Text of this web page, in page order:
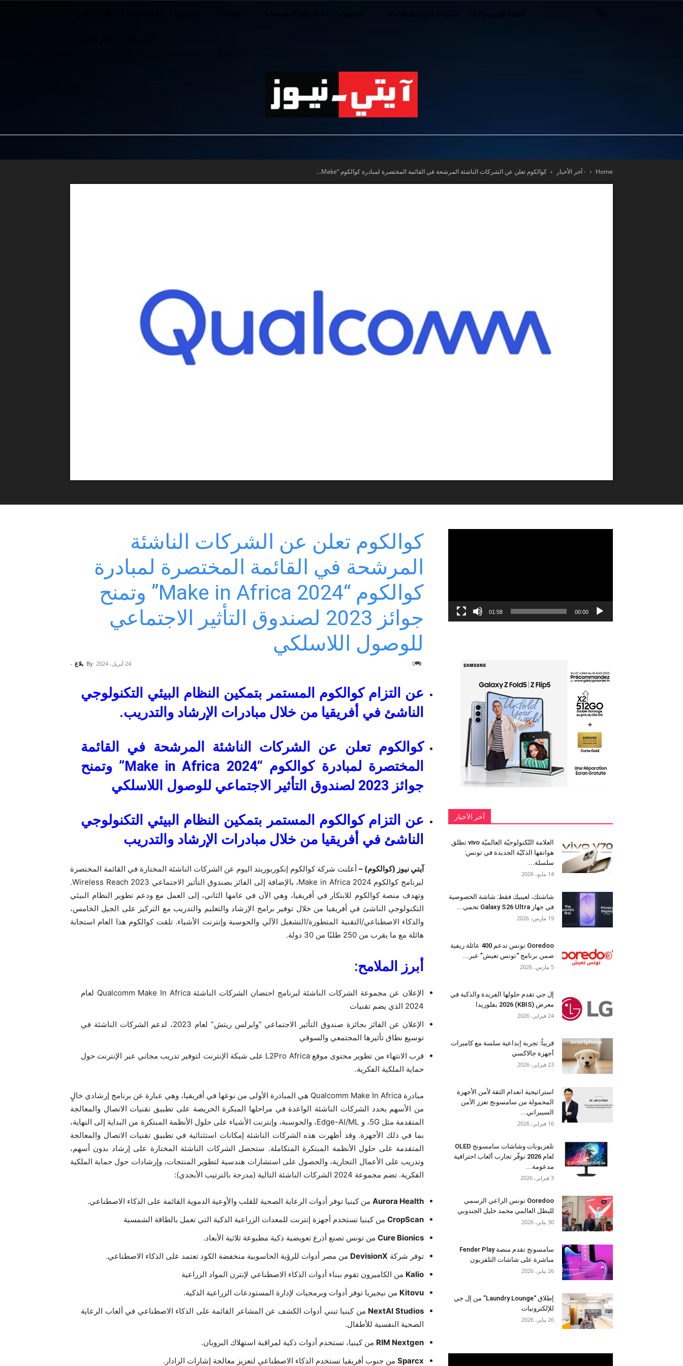
سيارات على خط الحداثة أجهزة كهرومنزلية
(arabic)
Home - آخر الأخبار كوالكوم تعلن عن الشركات الناشئة المرشحة في القائمة المختصرة لمبادرة كوالكوم “Make...
كوالكوم تعلن عن الشركات الناشئة
المرشحة في القائمة المختصرة لمبادرة
كوالكوم “Make in Africa 2024” وتمنح
جوائز 2023 لصندوق التأثير الاجتماعي
للوصول اللاسلكي
By بلاغ - 24 أبريل، 2024 0
عن التزام كوالكوم المستمر بتمكين النظام البيئي التكنولوجي
الناشئ في أفريقيا من خلال مبادرات الإرشاد والتدريب.
كوالكوم تعلن عن الشركات الناشئة المرشحة في القائمة
المختصرة لمبادرة كوالكوم “Make in Africa 2024” وتمنح
جوائز 2023 لصندوق التأثير الاجتماعي للوصول اللاسلكي
عن التزام كوالكوم المستمر بتمكين النظام البيئي التكنولوجي
الناشئ في أفريقيا من خلال مبادرات الإرشاد والتدريب
آيتي نيوز (كوالكوم) – أعلنت شركة كوالكوم إنكوربوريتد اليوم عن الشركات الناشئة المختارة في القائمة المختصرة
لبرنامج كوالكوم Make in Africa 2024، بالإضافة إلى الفائز بصندوق التأثير الاجتماعي Wireless Reach 2023.
وتهدف منصة كوالكوم للابتكار في أفريقيا، وهي الآن في عامها الثاني، إلى العمل مع ودعم تطوير النظام البيئي
التكنولوجي الناشئ في أفريقيا من خلال توفير برامج الإرشاد والتعليم والتدريب مع التركيز على الجيل الخامس،
والذكاء الاصطناعي/التقنية المتطورة/التشغيل الآلي والحوسبة وإنترنت الأشياء. تلقت كوالكوم هذا العام استجابة
هائلة مع ما يقرب من 250 طلبًا من 30 دولة.
أبرز الملامح:
الإعلان عن مجموعة الشركات الناشئة لبرنامج احتضان الشركات الناشئة Qualcomm Make In Africa لعام
2024 الذي يضم تقنيات
الإعلان عن الفائز بجائزة صندوق التأثير الاجتماعي “وايرلس ريتش” لعام 2023، لدعم الشركات الناشئة في
توسيع نطاق تأثيرها المجتمعي والسوقي
قرب الانتهاء من تطوير محتوى موقع L2Pro Africa على شبكة الإنترنت لتوفير تدريب مجاني عبر الإنترنت حول
حماية الملكية الفكرية.
مبادرة Qualcomm Make In Africa هي المبادرة الأولى من نوعها في أفريقيا، وهي عبارة عن برنامج إرشادي خالٍ
من الأسهم يحدد الشركات الناشئة الواعدة في مراحلها المبكرة الحريصة على تطبيق تقنيات الاتصال والمعالجة
المتقدمة مثل 5G، و Edge-AI/ML، والحوسبة، وإنترنت الأشياء على حلول الأنظمة المبتكرة من البداية إلى النهاية،
بما في ذلك الأجهزة. وقد أظهرت هذه الشركات الناشئة إمكانات استثنائية في تطبيق تقنيات الاتصال والمعالجة
المتقدمة على حلول الأنظمة المبتكرة المتكاملة. ستحصل الشركات الناشئة المختارة على إرشاد بدون أسهم،
وتدريب على الأعمال التجارية، والحصول على استشارات هندسية لتطوير المنتجات، وإرشادات حول حماية الملكية
الفكرية. تضم مجموعة 2024 الشركات الناشئة التالية (مدرجة بالترتيب الأبجدي):
Aurora Health من كينيا توفر أدوات الرعاية الصحية للقلب والأوعية الدموية القائمة على الذكاء الاصطناعي.
CropScan من كينيا تستخدم أجهزة إنترنت للمعدات الزراعية الذكية التي تعمل بالطاقة الشمسية
Cure Bionics من تونس تصنع أذرع تعويضية ذكية مطبوعة ثلاثية الأبعاد.
توفر شركة DevisionX من مصر أدوات للرؤية الحاسوبية منخفضة الكود تعتمد على الذكاء الاصطناعي.
Kalio من الكاميرون تقوم ببناء أدوات الذكاء الاصطناعي لإنترن المواد الزراعية
Kitovu من نيجيريا توفر أدوات وبرمجيات لإدارة المستودعات الزراعية الذكية.
NextAI Studios من كينيا تبني أدوات الكشف عن المشاعر القائمة على الذكاء الاصطناعي في ألعاب الرعاية
الصحية النفسية للأطفال.
RIM Nextgen من كينيا، تستخدم أدوات ذكية لمراقبة استهلاك البروبان.
Sparcx من جنوب أفريقيا تستخدم الذكاء الاصطناعي لتعزيز معالجة إشارات الرادار.
00:00
01:58
آخر الأخبار
العلامة التّكنولوجيّة العالميّة vivo تطلق
هواتفها الذكيّة الجديدة في تونس:
سلسلة...
14 مايو، 2026
شاشتك، لعينيك فقط: شاشة الخصوصية
في جهاز Galaxy S26 Ultra تحمي...
19 مارس، 2026
Ooredoo تونس تدعم 400 عائلة ريفية
ضمن برنامج “تونس تعيش” عبر...
5 مارس، 2026
إل جي تقدم حلولها الفريدة والذكية في
معرض (KBIS) 2026 بفلوريدا
24 فبراير، 2026
قريباً: تجربة إبداعية سلسة مع كاميرات
أجهزة جالاكسي
23 فبراير، 2026
استراتيجية انعدام الثقة لأمن الأجهزة
المحمولة من سامسونج تعزز الأمن
السيبراني...
16 فبراير، 2026
تلفزيونات وشاشات سامسونج OLED
لعام 2026 توفّر تجارب ألعاب احترافية
مدعومة...
3 فبراير، 2026
Ooredoo تونس الراعي الرسمي
للبطل العالمي محمد خليل الجندوبي
30 يناير، 2026
سامسونج تقدم منصة Fender Play
مباشرة على شاشات التلفزيون
26 يناير، 2026
إطلاق “Laundry Lounge” من إل جي
للإلكترونيات
26 يناير، 2026